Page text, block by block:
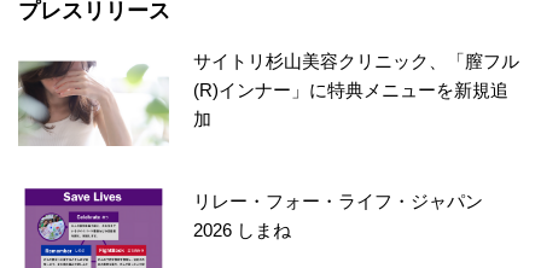
プレスリリース
サイトリ杉山美容クリニック、「膣フル
(R)インナー」に特典メニューを新規追
加
リレー・フォー・ライフ・ジャパン
2026 しまね